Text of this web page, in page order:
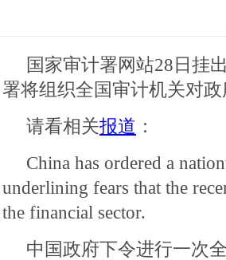
国家审计署网站28日挂
署将组织全国审计机关对
请看相关报道 ：
China has ordered a
underlining fears that the
the financial sector.
中国政府下令进行一次